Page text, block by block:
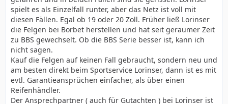
spielt es als Einzelfall runter, aber das Netz ist voll mit
diesen Fällen. Egal ob 19 oder 20 Zoll. Früher ließ Lorinser
die Felgen bei Borbet herstellen und hat seit geraumer Zeit
zu BBS gewechselt. Ob die BBS Serie besser ist, kann ich
nicht sagen.
Kauf die Felgen auf keinen Fall gebraucht, sondern neu und
am besten direkt beim Sportservice Lorinser, dann ist es mit
evtl. Garantieansprüchen einfacher, als über einen
Reifenhändler.
Der Ansprechpartner ( auch für Gutachten ) bei Lorinser ist